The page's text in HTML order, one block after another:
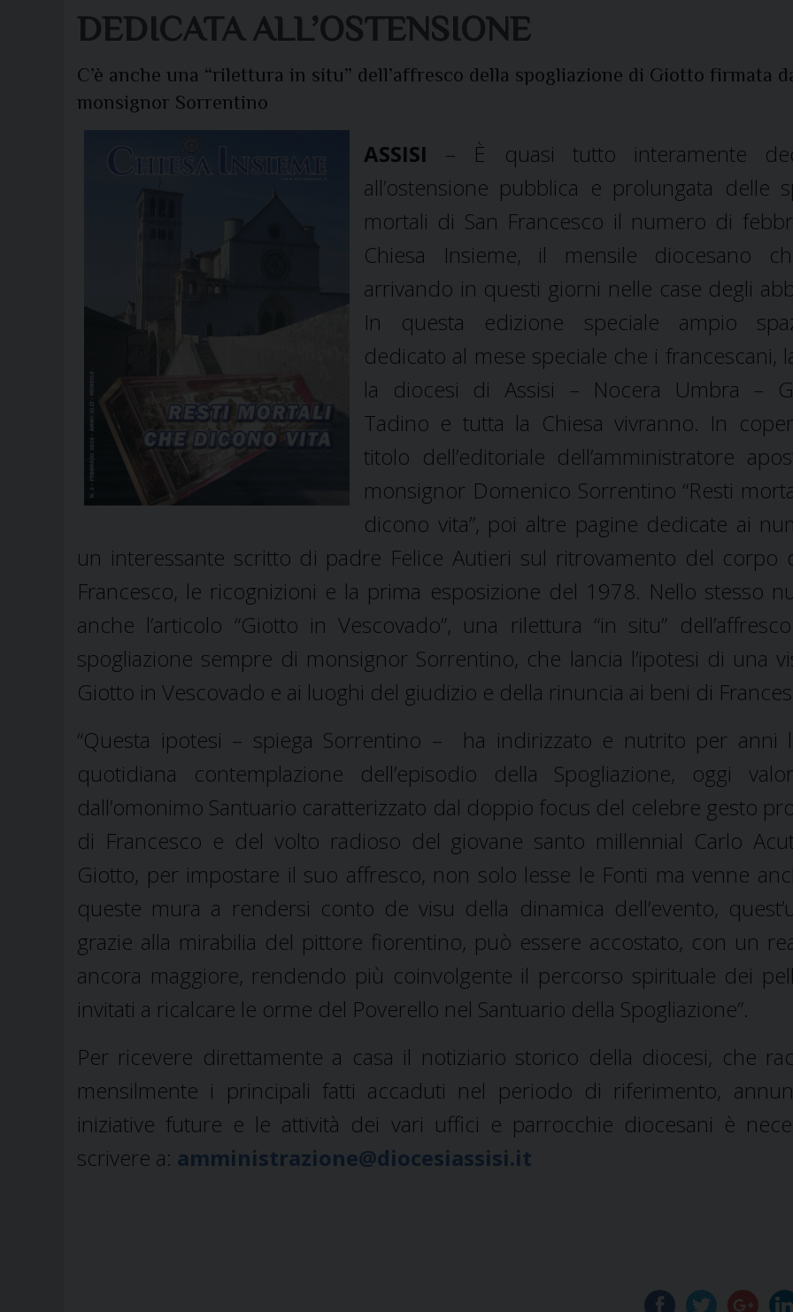
DEDICATA ALL’OSTENSIONE
C’è anche una “rilettura in situ” dell’affresco della spogliazione di Giotto firmata
monsignor Sorrentino
ASSISI – È quasi tutto interamente
all’ostensione pubblica e prolungata delle
mortali di San Francesco il numero di
Chiesa Insieme, il mensile diocesano
arrivando in questi giorni nelle case degli
In questa edizione speciale ampio
dedicato al mese speciale che i francescani,
la diocesi di Assisi – Nocera Umbra –
Tadino e tutta la Chiesa vivranno. In
titolo dell’editoriale dell’amministratore
monsignor Domenico Sorrentino “Resti
dicono vita”, poi altre pagine dedicate ai
un interessante scritto di padre Felice Autieri sul ritrovamento del corpo
Francesco, le ricognizioni e la prima esposizione del 1978. Nello stesso
anche l’articolo “Giotto in Vescovado”, una rilettura “in situ”
spogliazione sempre di monsignor Sorrentino, che lancia l’ipotesi di una
Giotto in Vescovado e ai luoghi del giudizio e della rinuncia ai beni di
“Questa ipotesi – spiega Sorrentino – ha indirizzato e nutrito per anni
quotidiana contemplazione dell’episodio della Spogliazione, oggi
dall’omonimo Santuario caratterizzato dal doppio focus del celebre gesto
di Francesco e del volto radioso del giovane santo millennial Carlo
Giotto, per impostare il suo affresco, non solo lesse le Fonti ma venne
queste mura a rendersi conto de visu della dinamica dell’evento,
grazie alla mirabilia del pittore fiorentino, può essere accostato, con un
ancora maggiore, rendendo più coinvolgente il percorso spirituale dei
invitati a ricalcare le orme del Poverello nel Santuario della Spogliazione”.
Per ricevere direttamente a casa il notiziario storico della diocesi, che
mensilmente i principali fatti accaduti nel periodo di riferimento,
iniziative future e le attività dei vari uffici e parrocchie diocesani è
scrivere a: amministrazione@diocesiassisi.it